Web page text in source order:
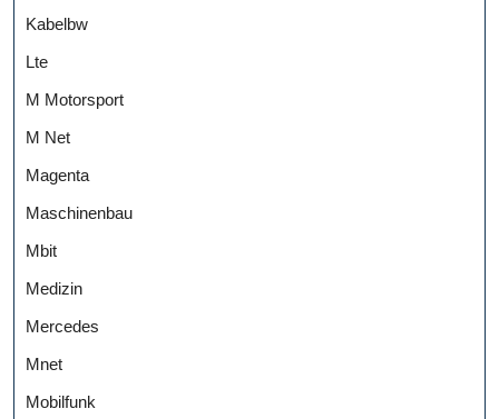
Kabelbw
Lte
M Motorsport
M Net
Magenta
Maschinenbau
Mbit
Medizin
Mercedes
Mnet
Mobilfunk